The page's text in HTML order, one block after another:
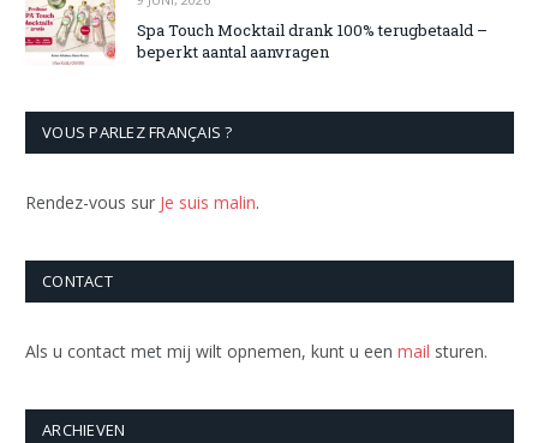
Spa Touch Mocktail drank 100% terugbetaald –
beperkt aantal aanvragen
VOUS PARLEZ FRANÇAIS ?
Rendez-vous sur Je suis malin.
CONTACT
Als u contact met mij wilt opnemen, kunt u een mail sturen.
ARCHIEVEN